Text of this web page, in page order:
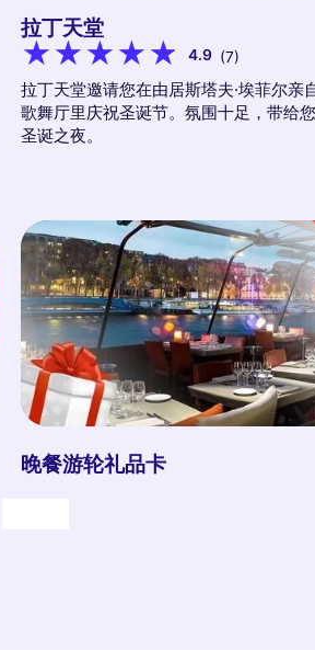
拉丁天堂
4.9 (7)
拉丁天堂邀请您在由居斯塔夫·埃菲尔亲
歌舞厅里庆祝圣诞节。氛围十足，带给
圣诞之夜。
晚餐游轮礼品卡